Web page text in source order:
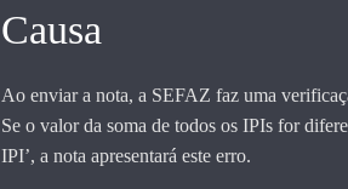
Causa
Ao enviar a nota, a SEFAZ faz uma
Se o valor da soma de todos os IPIs for
IPI’, a nota apresentará este erro.